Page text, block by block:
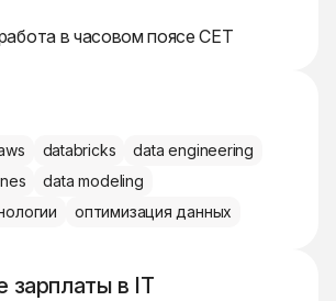
в часовом поясе CET
databricks
data engineering
data modeling
оптимизация данных
зарплаты в IT